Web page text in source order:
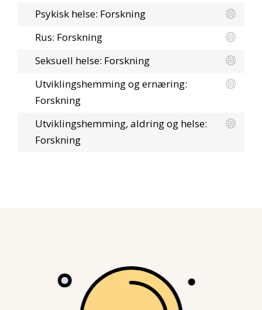
Psykisk helse: Forskning
Rus: Forskning
Seksuell helse: Forskning
Utviklingshemming og ernæring:
Forskning
Utviklingshemming, aldring og helse:
Forskning